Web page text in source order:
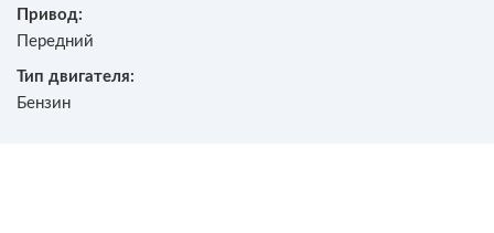
Привод:
Передний
Тип двигателя:
Бензин